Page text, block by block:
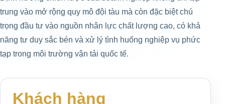
trung vào mở rộng quy mô đội tàu mà còn đặc biệt chú
trọng đầu tư vào nguồn nhân lực chất lượng cao, có khả
năng tư duy sắc bén và xử lý tình huống nghiệp vụ phức
tạp trong môi trường vận tải quốc tế.
Khách hàng